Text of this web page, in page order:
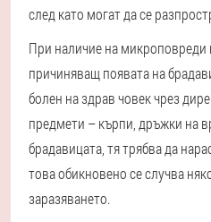
след като могат да се
При наличие на микроповреди
причиняващ появата на
болен на здрав човек чрез
предмети – кърпи, дръжки на
брадавицата, тя трябва да
това обикновено се случва
заразяването.